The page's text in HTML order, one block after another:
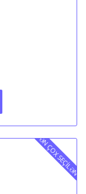
ƏN ÇOX SEÇİLƏN